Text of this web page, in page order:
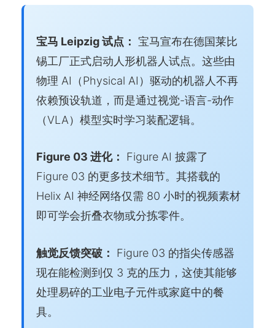
宝马 Leipzig 试点： 宝马宣布在德国莱比
锡工厂正式启动人形机器人试点。这些由
物理 AI（Physical AI）驱动的机器人不再
依赖预设轨道，而是通过视觉-语言-动作
（VLA）模型实时学习装配逻辑。
Figure 03 进化：
Figure AI 披露了
Figure 03 的更多技术细节。其搭载的
Helix AI 神经网络仅需 80 小时的视频素材
即可学会折叠衣物或分拣零件。
触觉反馈突破：
Figure 03 的指尖传感器
现在能检测到仅 3 克的压力，这使其能够
处理易碎的工业电子元件或家庭中的餐
具。